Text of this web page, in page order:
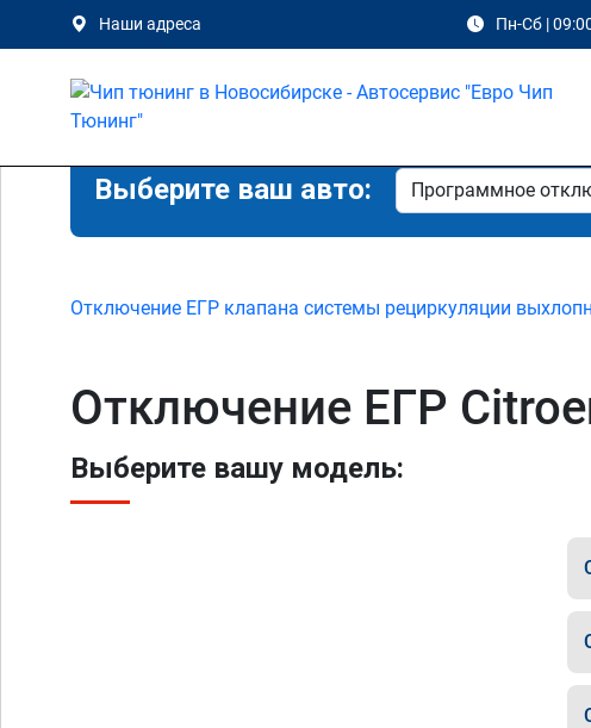
Наши адреса Пн-Сб |
Выберите ваш авто:
Отключение ЕГР клапана системы рециркуляции
Отключение ЕГР
Выберите вашу модель: